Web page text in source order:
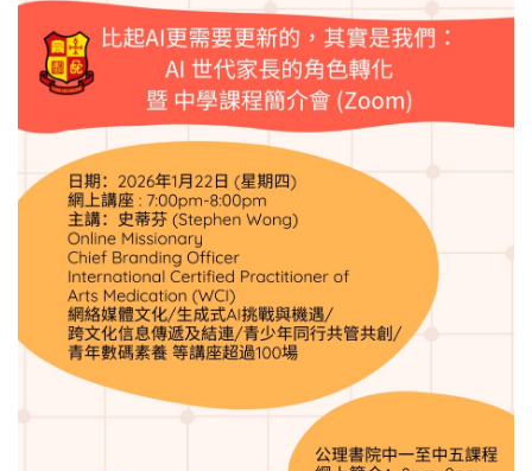
入學申請
學生支援
聯絡我們
2026-2027 劍橋國際 A
Level